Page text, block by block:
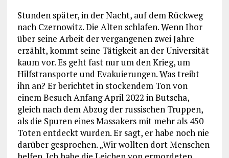
Stunden später, in der Nacht, auf dem Rückweg
nach Czernowitz. Die Alten schlafen. Wenn Ihor
über seine Arbeit der vergangenen zwei Jahre
erzählt, kommt seine Tätigkeit an der Universität
kaum vor. Es geht fast nur um den Krieg, um
Hilfstransporte und Evakuierungen. Was treibt
ihn an? Er berichtet in stockendem Ton von
einem Besuch Anfang April 2022 in Butscha,
gleich nach dem Abzug der russischen Truppen,
als die Spuren eines Massakers mit mehr als 450
Toten entdeckt wurden. Er sagt, er habe noch nie
darüber gesprochen. „Wir wollten dort Menschen